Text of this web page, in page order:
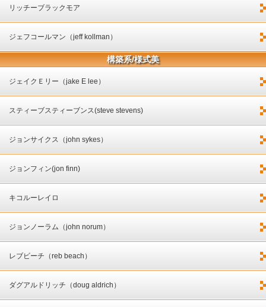
リッチーブラックモア
ジェフコールマン（jeff kollman）
構築系/様式美
ジェイクＥリー（jake E lee）
スティーブスティーブンス(steve stevens)
ジョンサイクス（john sykes）
ジョンフィン(jon finn)
キコルーレイロ
ジョンノーラム（john norum）
レブビーチ（reb beach）
ダグアルドリッチ（doug aldrich）